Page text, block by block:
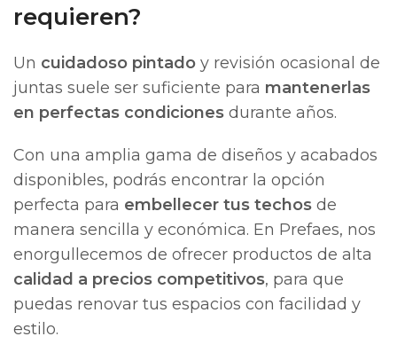
requieren?
Un cuidadoso pintado y revisión ocasional de
juntas suele ser suficiente para mantenerlas
en perfectas condiciones durante años.
Con una amplia gama de diseños y acabados
disponibles, podrás encontrar la opción
perfecta para embellecer tus techos de
manera sencilla y económica. En Prefaes, nos
enorgullecemos de ofrecer productos de alta
calidad a precios competitivos, para que
puedas renovar tus espacios con facilidad y
estilo.